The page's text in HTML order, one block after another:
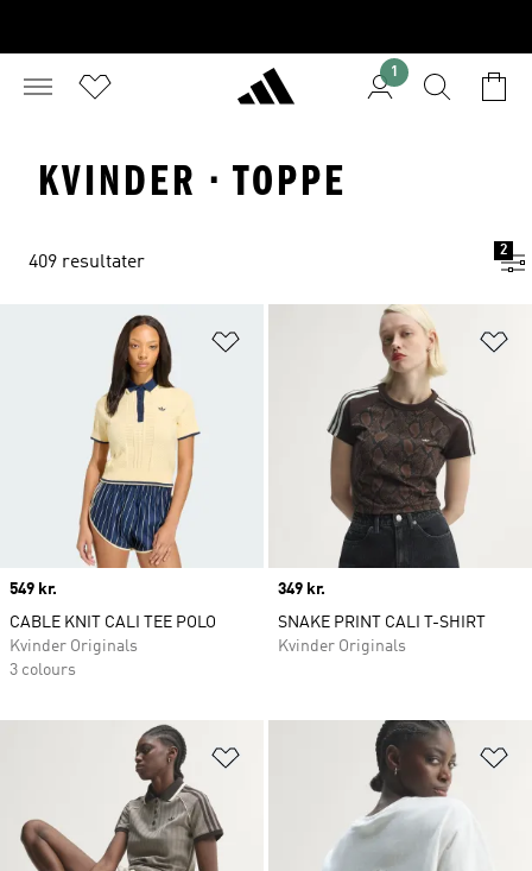
1
KVINDER · TOPPE
409 resultater
2
Føj til ønskeliste
Price
549 kr.
CABLE KNIT CALI TEE POLO
Kvinder Originals
3 colours
Price
349 kr.
SNAKE PRINT CALI T-SHIRT
Kvinder Originals
Føj til ønskeliste